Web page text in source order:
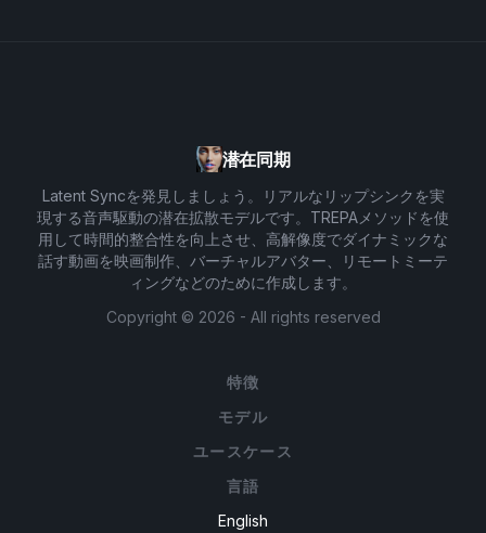
潜在同期
Latent Syncを発見しましょう。リアルなリップシンクを実
現する音声駆動の潜在拡散モデルです。TREPAメソッドを使
用して時間的整合性を向上させ、高解像度でダイナミックな
話す動画を映画制作、バーチャルアバター、リモートミーテ
ィングなどのために作成します。
Copyright © 2026 - All rights reserved
特徴
モデル
ユースケース
言語
English